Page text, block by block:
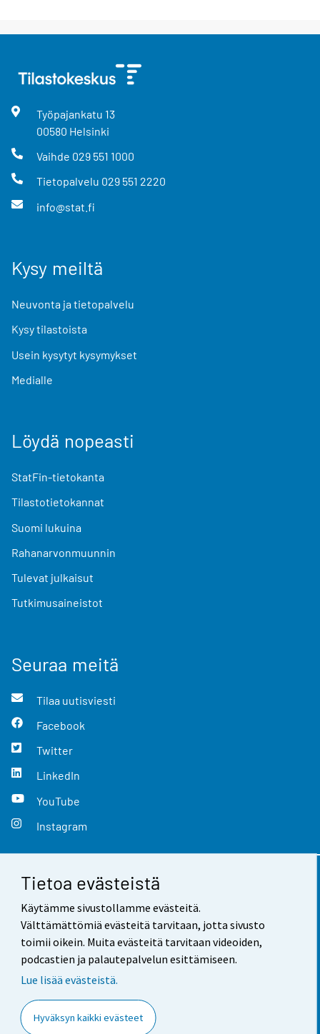
Tietoa evästeistä
Käytämme sivustollamme evästeitä.
Välttämättömiä evästeitä tarvitaan, jotta sivusto
toimii oikein. Muita evästeitä tarvitaan videoiden,
podcastien ja palautepalvelun esittämiseen.
Lue lisää evästeistä.
Hyväksyn kaikki evästeet
Työpajankatu 13
00580 Helsinki
Vaihde 029 551 1000
Tietopalvelu 029 551 2220
info@stat.fi
Kysy meiltä
Neuvonta ja tietopalvelu
Kysy tilastoista
Usein kysytyt kysymykset
Medialle
Löydä nopeasti
StatFin-tietokanta
Tilastotietokannat
Suomi lukuina
Rahanarvonmuunnin
Tulevat julkaisut
Tutkimusaineistot
Seuraa meitä
Tilaa uutisviesti
Facebook
Twitter
LinkedIn
YouTube
Instagram
Yhteystiedot
Palaute
Käyttöehdot
Saavutettavuus
Tietoa sivustosta